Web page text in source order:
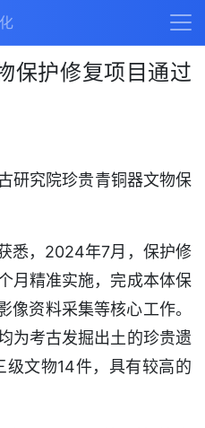
保护修复项目通过
研究院珍贵青铜器文物保
悉，2024年7月，保护修
月精准实施，完成本体保
像资料采集等核心工作。
为考古发掘出土的珍贵遗
级文物14件，具有较高的